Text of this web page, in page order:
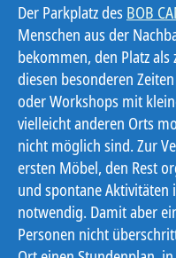
Der Parkplatz des BOB
Menschen aus der
bekommen, den Platz
diesen besonderen
oder Workshops mit
vielleicht anderen Orts
nicht möglich sind. Zur
ersten Möbel, den Rest
und spontane Aktivitäten
notwendig. Damit aber
Personen nicht